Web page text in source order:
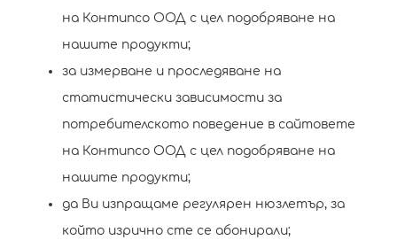
на Контипсо ООД с цел подобряване на
нашите продукти;
за измерване и проследяване на
статистически зависимости за
потребителското поведение в сайтовете
на Контипсо ООД с цел подобряване на
нашите продукти;
да Ви изпращаме регулярен нюзлетър, за
който изрично сте се абонирали;